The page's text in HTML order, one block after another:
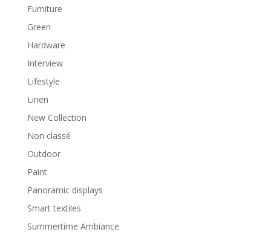
Furniture
Green
Hardware
Interview
Lifestyle
Linen
New Collection
Non classé
Outdoor
Paint
Panoramic displays
Smart textiles
Summertime Ambiance